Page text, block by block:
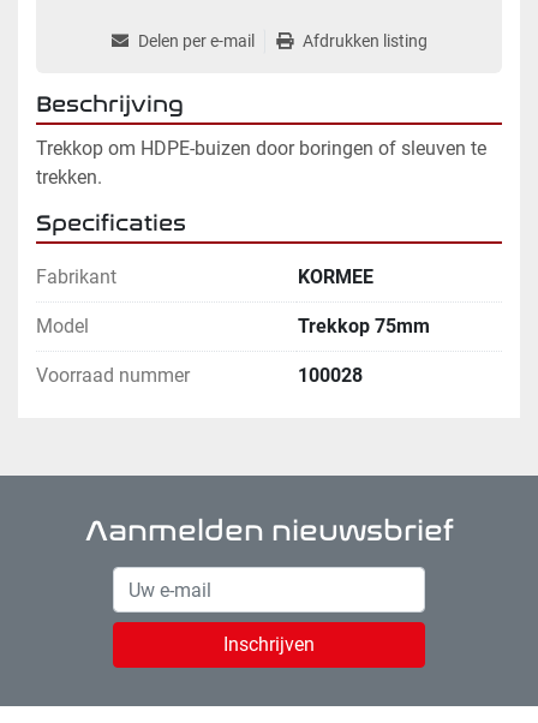
Delen per e-mail Afdrukken listing
Beschrijving
Trekkop om HDPE-buizen door boringen of sleuven te
trekken.
Specificaties
Fabrikant KORMEE
Model Trekkop 75mm
Voorraad nummer 100028
Aanmelden nieuwsbrief
Inschrijven